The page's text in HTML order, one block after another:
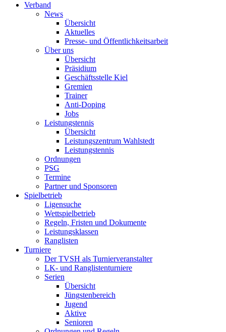
Verband
News
Übersicht
Aktuelles
Presse- und Öffentlichkeitsarbeit
Über uns
Übersicht
Präsidium
Geschäftsstelle Kiel
Gremien
Trainer
Anti-Doping
Jobs
Leistungstennis
Übersicht
Leistungszentrum Wahlstedt
Leistungstennis
Ordnungen
PSG
Termine
Partner und Sponsoren
Spielbetrieb
Ligensuche
Wettspielbetrieb
Regeln, Fristen und Dokumente
Leistungsklassen
Ranglisten
Turniere
Der TVSH als Turnierveranstalter
LK- und Ranglistenturniere
Serien
Übersicht
Jüngstenbereich
Jugend
Aktive
Senioren